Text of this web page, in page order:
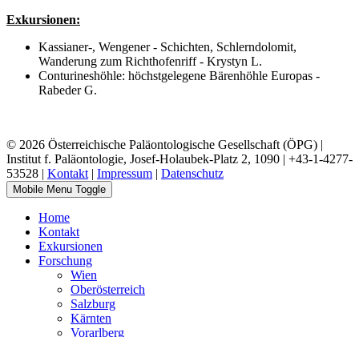
Exkursionen:
Kassianer-, Wengener - Schichten, Schlerndolomit,
Wanderung zum Richthofenriff - Krystyn L.
Conturineshöhle: höchstgelegene Bärenhöhle Europas -
Rabeder G.
© 2026 Österreichische Paläontologische Gesellschaft (ÖPG) |
Institut f. Paläontologie, Josef-Holaubek-Platz 2, 1090 | +43-1-4277-
53528 | Kontakt | Impressum | Datenschutz
Mobile Menu Toggle
Home
Kontakt
Exkursionen
Forschung
Wien
Oberösterreich
Salzburg
Kärnten
Vorarlberg